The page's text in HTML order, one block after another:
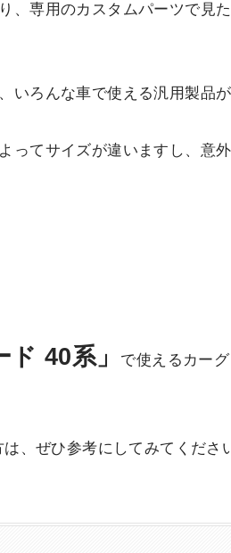
、専用のカスタムパーツで見
いろんな車で使える汎用製品
ってサイズが違いますし、意
ド 40系」
で使えるカー
、ぜひ参考にしてみてくださ